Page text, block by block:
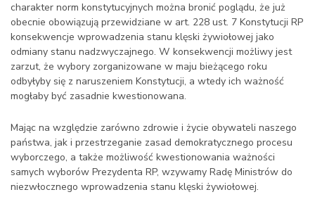
charakter norm konstytucyjnych można bronić poglądu, że już
obecnie obowiązują przewidziane w art. 228 ust. 7 Konstytucji RP
konsekwencje wprowadzenia stanu klęski żywiołowej jako
odmiany stanu nadzwyczajnego. W konsekwencji możliwy jest
zarzut, że wybory zorganizowane w maju bieżącego roku
odbyłyby się z naruszeniem Konstytucji, a wtedy ich ważność
mogłaby być zasadnie kwestionowana.
Mając na względzie zarówno zdrowie i życie obywateli naszego
państwa, jak i przestrzeganie zasad demokratycznego procesu
wyborczego, a także możliwość kwestionowania ważności
samych wyborów Prezydenta RP, wzywamy Radę Ministrów do
niezwłocznego wprowadzenia stanu klęski żywiołowej.